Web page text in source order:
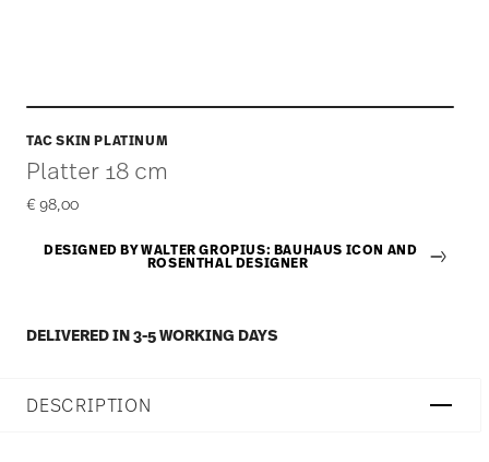
TAC SKIN PLATINUM
Platter 18 cm
€ 98,00
DESIGNED BY WALTER GROPIUS: BAUHAUS ICON AND
ROSENTHAL DESIGNER
DELIVERED IN 3-5 WORKING DAYS
DESCRIPTION